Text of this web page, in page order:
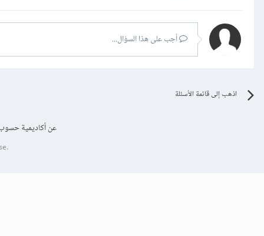
أجب على هذا السؤال...
اذهب إلى قائمة الأسئلة
عن أكاديمية